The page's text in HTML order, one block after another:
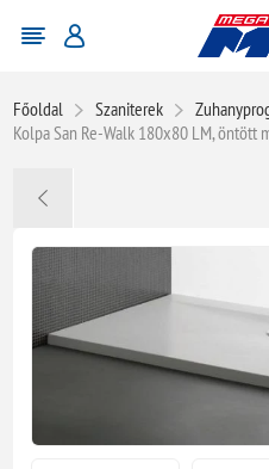
Főoldal Szaniterek
Kolpa San Re-Walk 180x80 LM, öntött